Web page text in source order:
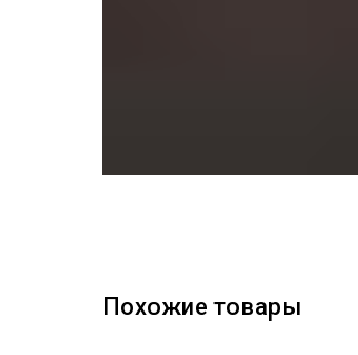
Похожие товары